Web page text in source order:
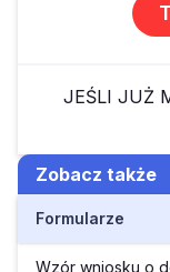
JEŚLI JUŻ
Zobacz także
Formularze
Wzór wniosku o